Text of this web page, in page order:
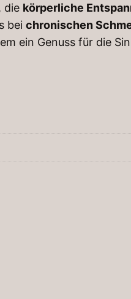
die körperliche
bei chronischen
ein Genuss für die